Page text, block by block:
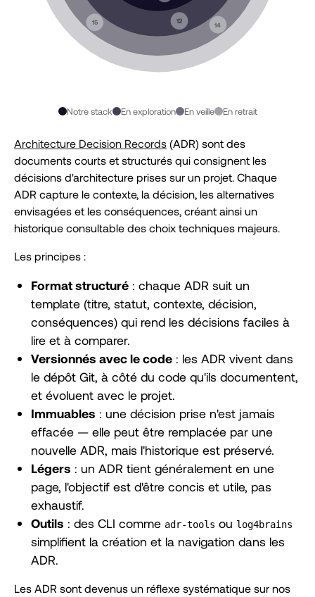
Architecture Decision Records (ADR) sont des
documents courts et structurés qui consignent les
décisions d'architecture prises sur un projet. Chaque
ADR capture le contexte, la décision, les alternatives
envisagées et les conséquences, créant ainsi un
historique consultable des choix techniques majeurs.
Les principes :
Format structuré : chaque ADR suit un
template (titre, statut, contexte, décision,
conséquences) qui rend les décisions faciles à
lire et à comparer.
Versionnés avec le code : les ADR vivent dans
le dépôt Git, à côté du code qu'ils documentent,
et évoluent avec le projet.
Immuables : une décision prise n'est jamais
effacée — elle peut être remplacée par une
nouvelle ADR, mais l'historique est préservé.
Légers : un ADR tient généralement en une
page, l'objectif est d'être concis et utile, pas
exhaustif.
Outils : des CLI comme adr-tools ou log4brains
simplifient la création et la navigation dans les
ADR.
Les ADR sont devenus un réflexe systématique sur nos
12 14
15
Notre stack En exploration En veille En retrait